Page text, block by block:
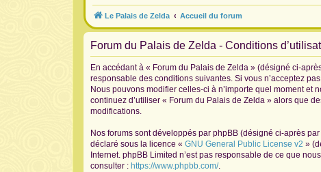
Le Palais de Zelda Accueil du forum
Forum du Palais de Zelda - Conditions
En accédant à « Forum du Palais de Zelda » (désigné ci-
responsable des conditions suivantes. Si vous n’acceptez
Nous pouvons modifier celles-ci à n’importe quel moment et
continuez d’utiliser « Forum du Palais de Zelda » alors que
modifications.
Nos forums sont développés par phpBB (désigné ci-après
déclaré sous la licence « GNU General Public License v2 »
Internet. phpBB Limited n’est pas responsable de ce que
consulter : https://www.phpbb.com/.